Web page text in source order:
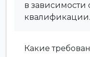
в зависимости
квалификации.
Какие